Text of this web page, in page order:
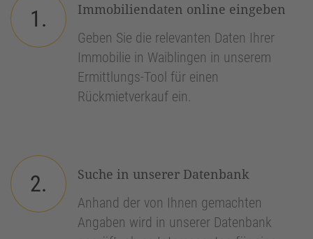
1.
Immobiliendaten online eingeben
Geben Sie die relevanten Daten Ihrer
Immobilie in Waiblingen in unserem
Ermittlungs-Tool für einen
Rückmietverkauf ein.
2.
Suche in unserer Datenbank
Anhand der von Ihnen gemachten
Angaben wird in unserer Datenbank